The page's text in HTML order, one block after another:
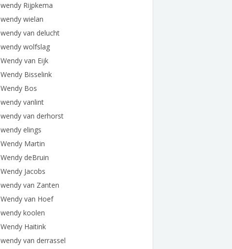
wendy Rijpkema
wendy wielan
wendy van delucht
wendy wolfslag
Wendy van Eijk
Wendy Bisselink
Wendy Bos
wendy vanlint
wendy van derhorst
wendy elings
Wendy Martin
Wendy deBruin
Wendy Jacobs
wendy van Zanten
Wendy van Hoef
wendy koolen
Wendy Haitink
wendy van derrassel